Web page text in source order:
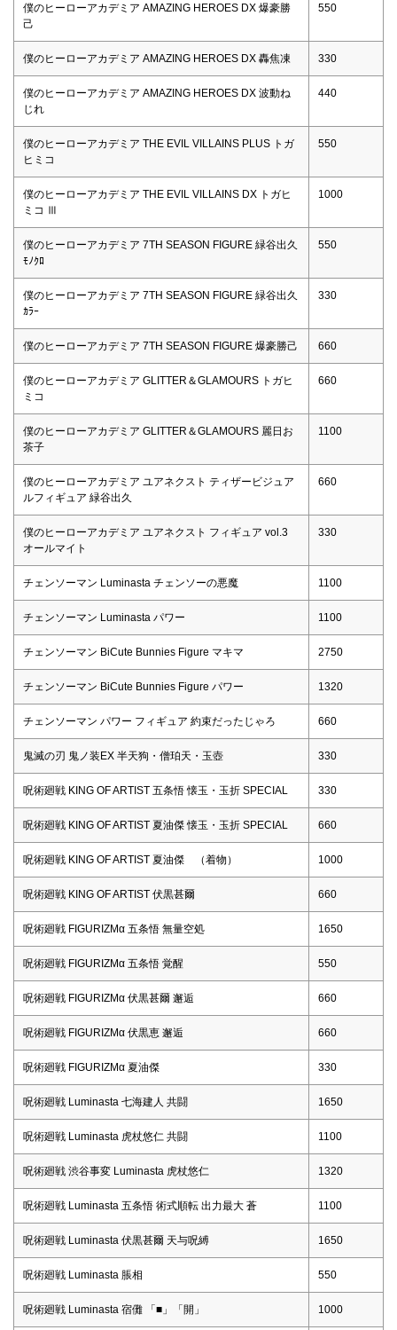
僕のヒーローアカデミア AMAZING HEROES DX 爆豪勝
己
550
僕のヒーローアカデミア AMAZING HEROES DX 轟焦凍 330
僕のヒーローアカデミア AMAZING HEROES DX 波動ね
じれ
440
僕のヒーローアカデミア THE EVIL VILLAINS PLUS トガ
ヒミコ
550
僕のヒーローアカデミア THE EVIL VILLAINS DX トガヒ
ミコ Ⅲ
1000
僕のヒーローアカデミア 7TH SEASON FIGURE 緑谷出久
ﾓﾉｸﾛ
550
僕のヒーローアカデミア 7TH SEASON FIGURE 緑谷出久
ｶﾗｰ
330
僕のヒーローアカデミア 7TH SEASON FIGURE 爆豪勝己 660
僕のヒーローアカデミア GLITTER＆GLAMOURS トガヒ
ミコ
660
僕のヒーローアカデミア GLITTER＆GLAMOURS 麗日お
茶子
1100
僕のヒーローアカデミア ユアネクスト ティザービジュア
ルフィギュア 緑谷出久
660
僕のヒーローアカデミア ユアネクスト フィギュア vol.3
オールマイト
330
チェンソーマン Luminasta チェンソーの悪魔 1100
チェンソーマン Luminasta パワー 1100
チェンソーマン BiCute Bunnies Figure マキマ 2750
チェンソーマン BiCute Bunnies Figure パワー 1320
チェンソーマン パワー フィギュア 約束だったじゃろ 660
鬼滅の刃 鬼ノ装EX 半天狗・僧珀天・玉壺 330
呪術廻戦 KING OF ARTIST 五条悟 懐玉・玉折 SPECIAL 330
呪術廻戦 KING OF ARTIST 夏油傑 懐玉・玉折 SPECIAL 660
呪術廻戦 KING OF ARTIST 夏油傑 （着物） 1000
呪術廻戦 KING OF ARTIST 伏黒甚爾 660
呪術廻戦 FIGURIZMα 五条悟 無量空処 1650
呪術廻戦 FIGURIZMα 五条悟 覚醒 550
呪術廻戦 FIGURIZMα 伏黒甚爾 邂逅 660
呪術廻戦 FIGURIZMα 伏黒恵 邂逅 660
呪術廻戦 FIGURIZMα 夏油傑 330
呪術廻戦 Luminasta 七海建人 共闘 1650
呪術廻戦 Luminasta 虎杖悠仁 共闘 1100
呪術廻戦 渋谷事変 Luminasta 虎杖悠仁 1320
呪術廻戦 Luminasta 五条悟 術式順転 出力最大 蒼 1100
呪術廻戦 Luminasta 伏黒甚爾 天与呪縛 1650
呪術廻戦 Luminasta 脹相 550
呪術廻戦 Luminasta 宿儺 「■」「開」 1000